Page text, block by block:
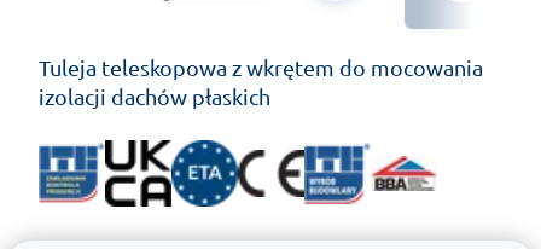
Tuleja teleskopowa z wkrętem do mocowania
izolacji dachów płaskich